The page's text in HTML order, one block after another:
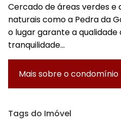
Cercado de áreas verdes e
naturais como a Pedra da
o lugar garante a qualidade
tranquilidade...
Mais sobre o condomínio
Tags do Imóvel